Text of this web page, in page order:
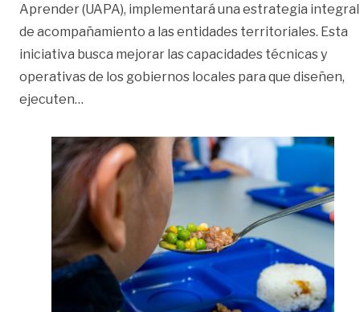
Aprender (UAPA), implementará una estrategia integral
de acompañamiento a las entidades territoriales. Esta
iniciativa busca mejorar las capacidades técnicas y
operativas de los gobiernos locales para que diseñen,
ejecuten…